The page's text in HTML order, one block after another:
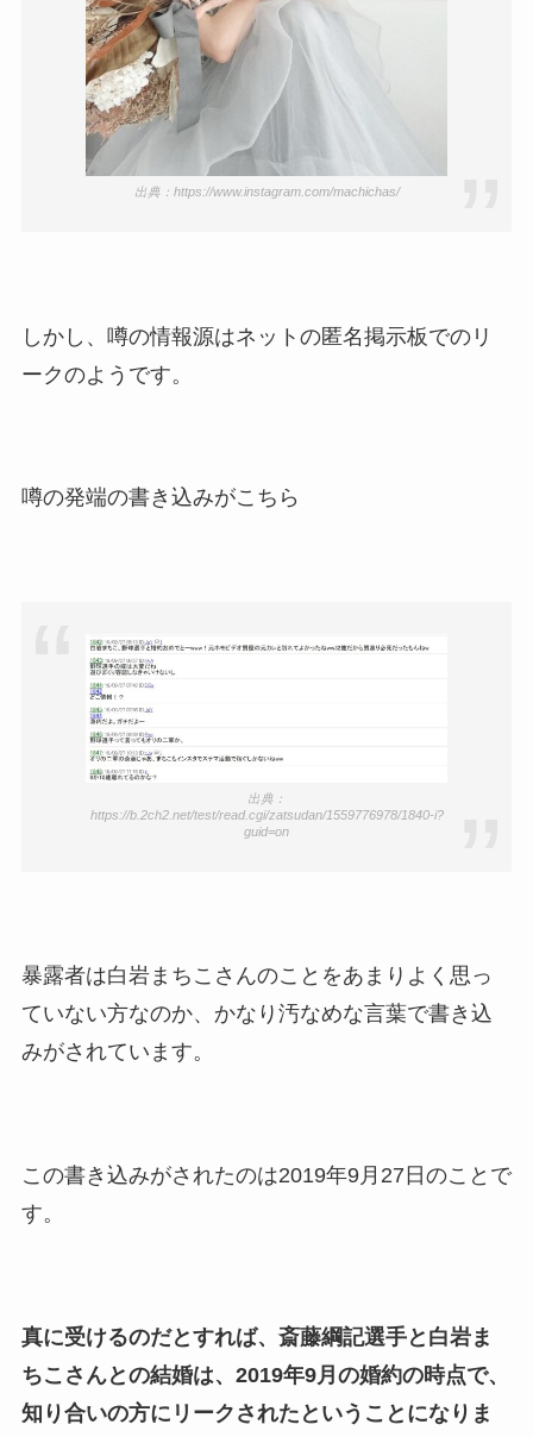
出典：https://www.instagram.com/machichas/
しかし、噂の情報源はネットの匿名掲示板でのリ
ークのようです。
噂の発端の書き込みがこちら
出典：
https://b.2ch2.net/test/read.cgi/zatsudan/1559776978/1840-i?
guid=on
暴露者は白岩まちこさんのことをあまりよく思っ
ていない方なのか、かなり汚なめな言葉で書き込
みがされています。
この書き込みがされたのは2019年9月27日のことで
す。
真に受けるのだとすれば、斎藤綱記選手と白岩ま
ちこさんとの結婚は、2019年9月の婚約の時点で、
知り合いの方にリークされたということになりま